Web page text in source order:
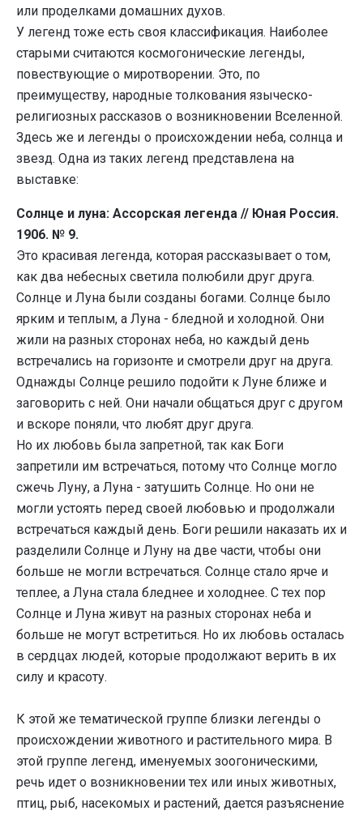
или проделками домашних духов.
У легенд тоже есть своя классификация. Наиболее
старыми считаются космогонические легенды,
повествующие о миротворении. Это, по
преимуществу, народные толкования языческо-
религиозных рассказов о возникновении Вселенной.
Здесь же и легенды о происхождении неба, солнца и
звезд. Одна из таких легенд представлена на
выставке:
Солнце и луна: Ассорская легенда // Юная Россия.
1906. № 9.
Это красивая легенда, которая рассказывает о том,
как два небесных светила полюбили друг друга.
Солнце и Луна были созданы богами. Солнце было
ярким и теплым, а Луна - бледной и холодной. Они
жили на разных сторонах неба, но каждый день
встречались на горизонте и смотрели друг на друга.
Однажды Солнце решило подойти к Луне ближе и
заговорить с ней. Они начали общаться друг с другом
и вскоре поняли, что любят друг друга.
Но их любовь была запретной, так как Боги
запретили им встречаться, потому что Солнце могло
сжечь Луну, а Луна - затушить Солнце. Но они не
могли устоять перед своей любовью и продолжали
встречаться каждый день. Боги решили наказать их и
разделили Солнце и Луну на две части, чтобы они
больше не могли встречаться. Солнце стало ярче и
теплее, а Луна стала бледнее и холоднее. С тех пор
Солнце и Луна живут на разных сторонах неба и
больше не могут встретиться. Но их любовь осталась
в сердцах людей, которые продолжают верить в их
силу и красоту.
К этой же тематической группе близки легенды о
происхождении животного и растительного мира. В
этой группе легенд, именуемых зоогоническими,
речь идет о возникновении тех или иных животных,
птиц, рыб, насекомых и растений, дается разъяснение